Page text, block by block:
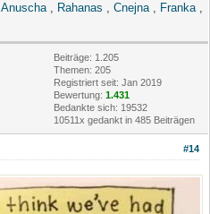
Anuscha, Rahanas , Cnejna, Franka,
Beiträge: 1.205
Themen: 205
Registriert seit: Jan 2019
Bewertung: 1.431
Bedankte sich: 19532
10511x gedankt in 485 Beiträgen
#14